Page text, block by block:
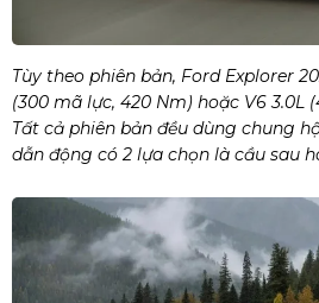
Tùy theo phiên bản, Ford Explorer
(300 mã lực, 420 Nm) hoặc V6 3.0L
Tất cả phiên bản đều dùng chung
dẫn động có 2 lựa chọn là cầu sau